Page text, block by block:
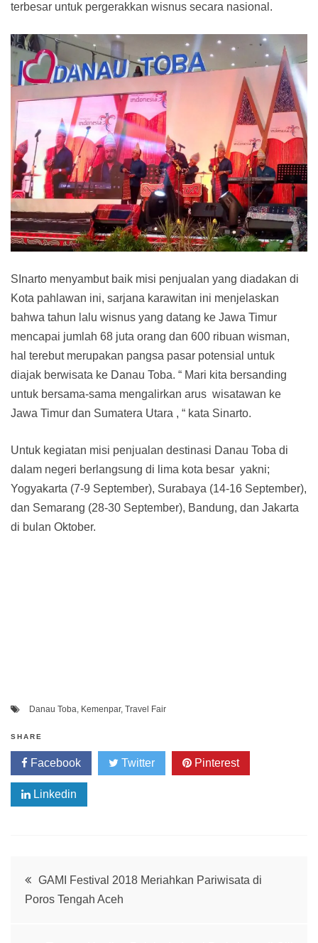
terbesar untuk pergerakkan wisnus secara nasional.
SInarto menyambut baik misi penjualan yang diadakan di
Kota pahlawan ini, sarjana karawitan ini menjelaskan
bahwa tahun lalu wisnus yang datang ke Jawa Timur
mencapai jumlah 68 juta orang dan 600 ribuan wisman,
hal terebut merupakan pangsa pasar potensial untuk
diajak berwisata ke Danau Toba. “ Mari kita bersanding
untuk bersama-sama mengalirkan arus wisatawan ke
Jawa Timur dan Sumatera Utara , “ kata Sinarto.
Untuk kegiatan misi penjualan destinasi Danau Toba di
dalam negeri berlangsung di lima kota besar yakni;
Yogyakarta (7-9 September), Surabaya (14-16 September),
dan Semarang (28-30 September), Bandung, dan Jakarta
di bulan Oktober.
Danau Toba Kemenpar, Travel Fair
SHARE
Facebook Twitter Pinterest
Linkedin
Post
navigation
GAMI Festival 2018 Meriahkan Pariwisata di
Poros Tengah Aceh